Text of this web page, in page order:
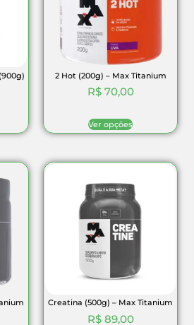
2 Hot (200g) – Max Titanium
R$70,00
Ver opções
Creatina (500g) – Max Titanium
R$89,00